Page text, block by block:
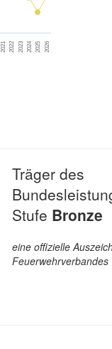
2021 2022 2023 2024 2025 2026
Träger des
Stufe Bronze
eine offizielle
Feuerwehrverbandes